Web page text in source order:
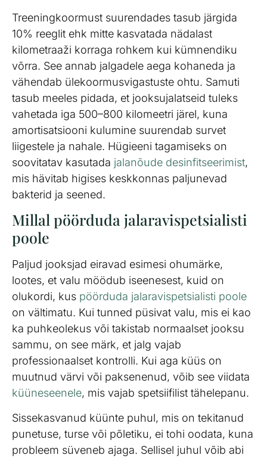
Treeningkoormust suurendades tasub järgida
10% reeglit ehk mitte kasvatada nädalast
kilometraaži korraga rohkem kui kümnendiku
võrra. See annab jalgadele aega kohaneda ja
vähendab ülekoormusvigastuste ohtu. Samuti
tasub meeles pidada, et jooksujalatseid tuleks
vahetada iga 500–800 kilomeetri järel, kuna
amortisatsiooni kulumine suurendab survet
liigestele ja nahale. Hügieeni tagamiseks on
soovitatav kasutada jalanõude desinfitseerimist,
mis hävitab higises keskkonnas paljunevad
bakterid ja seened.
Millal pöörduda jalaravispetsialisti
poole
Paljud jooksjad eiravad esimesi ohumärke,
lootes, et valu möödub iseenesest, kuid on
olukordi, kus pöörduda jalaravispetsialisti poole
on vältimatu. Kui tunned püsivat valu, mis ei kao
ka puhkeolekus või takistab normaalset jooksu
sammu, on see märk, et jalg vajab
professionaalset kontrolli. Kui aga küüs on
muutnud värvi või paksenenud, võib see viidata
küüneseenele, mis vajab spetsiifilist tähelepanu.
Sissekasvanud küünte puhul, mis on tekitanud
punetuse, turse või põletiku, ei tohi oodata, kuna
probleem süveneb ajaga. Sellisel juhul võib abi